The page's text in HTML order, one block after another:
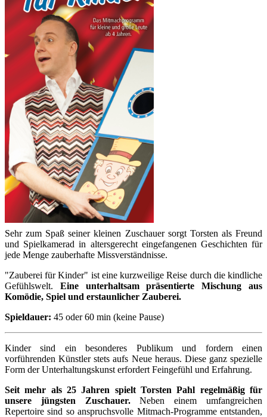
Sehr zum Spaß seiner kleinen Zuschauer sorgt Torsten als Freund
und Spielkamerad in altersgerecht eingefangenen Geschichten für
jede Menge zauberhafte Missverständnisse.
"Zauberei für Kinder" ist eine kurzweilige Reise durch die kindliche
Gefühlswelt. Eine unterhaltsam präsentierte Mischung aus
Komödie, Spiel und erstaunlicher Zauberei.
Spieldauer: 45 oder 60 min (keine Pause)
Kinder sind ein besonderes Publikum und fordern einen
vorführenden Künstler stets aufs Neue heraus. Diese ganz spezielle
Form der Unterhaltungskunst erfordert Feingefühl und Erfahrung.
Seit mehr als 25 Jahren spielt Torsten Pahl regelmäßig für
unsere jüngsten Zuschauer.Neben einem umfangreichen
Repertoire sind so anspruchsvolle Mitmach-Programme entstanden,